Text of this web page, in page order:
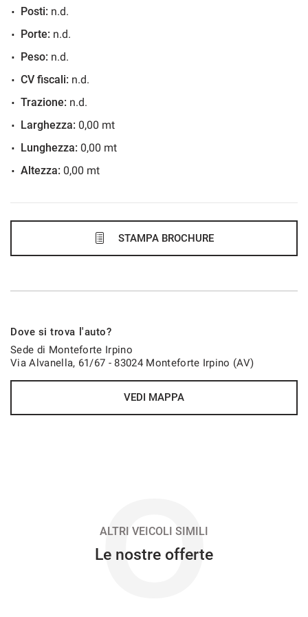
48 Mesi
488€/mese
48 Mesi
502€/mese
48 Mesi
506€/mese
Posti: n.d.
Porte: n.d.
Peso: n.d.
CV fiscali: n.d.
Trazione: n.d.
Larghezza: 0,00 mt
Lunghezza: 0,00 mt
Altezza: 0,00 mt
STAMPA BROCHURE
Dove si trova l'auto?
Sede di Monteforte Irpino
Via Alvanella, 61/67 - 83024 Monteforte Irpino (AV)
VEDI MAPPA
O
ALTRI VEICOLI SIMILI
Le nostre offerte